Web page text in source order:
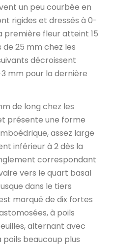
un peu courbée en
rigides et dressés à 0-
première fleur atteint 15
25 mm chez les
décroissent
3 mm pour la dernière
de long chez les
présente une forme
assez large
inférieur à 2 dès la
correspondant
vers le quart basal
dans le tiers
marqué de dix fortes
à poils
alternant avec
beaucoup plus